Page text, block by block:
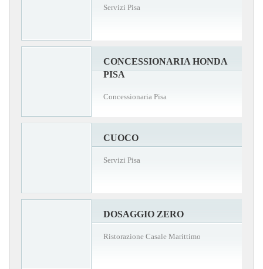
Servizi Pisa
CONCESSIONARIA HONDA
PISA
Concessionaria Pisa
CUOCO
Servizi Pisa
DOSAGGIO ZERO
Ristorazione Casale Marittimo